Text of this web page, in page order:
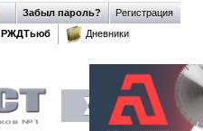
Регистрация
Забыл пароль?
РЖДТьюб
Дневники